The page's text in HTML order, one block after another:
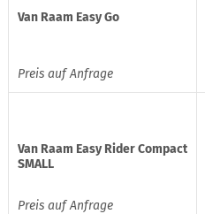
Van Raam Easy Go
Preis auf Anfrage
Van Raam Easy Rider Compact
SMALL
Preis auf Anfrage